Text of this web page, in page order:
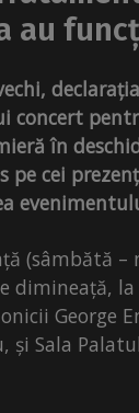
au
concert
în
pe cei
(sâmbătă –
dimineață,
George
și Sala